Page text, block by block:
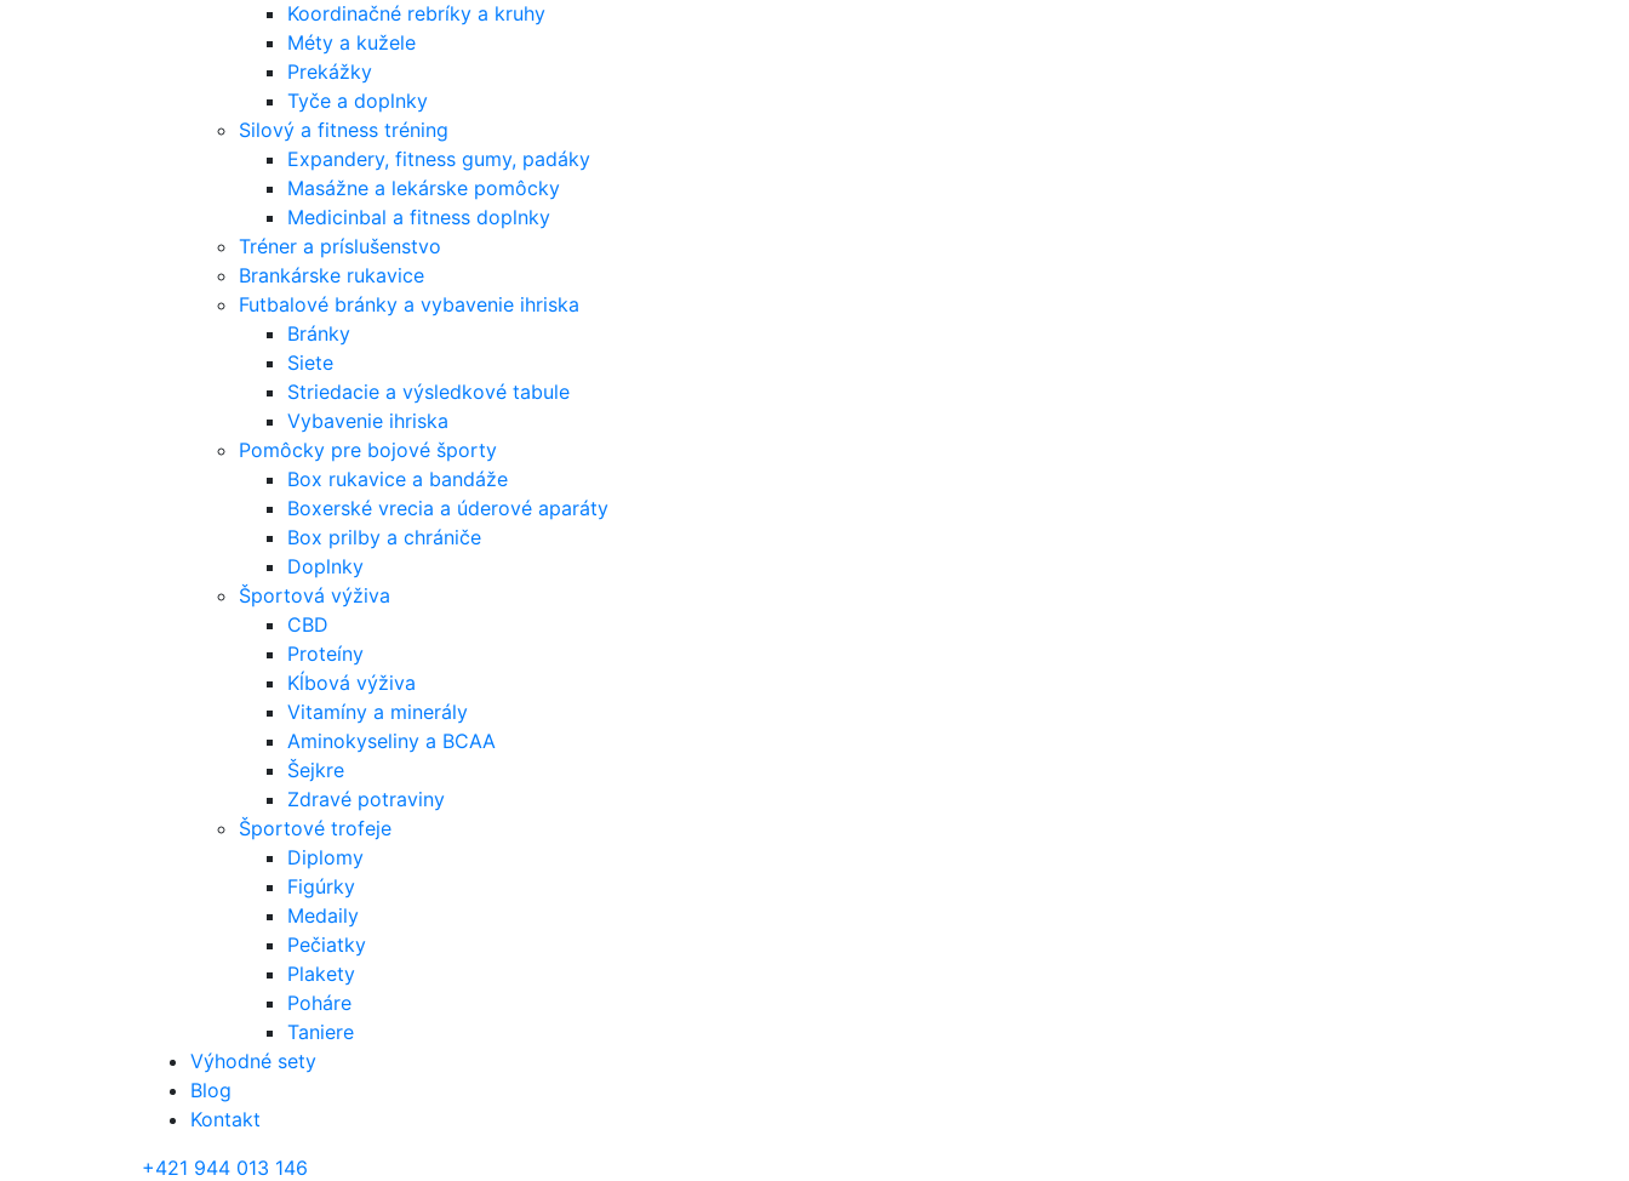
Koordinačné rebríky a kruhy
Méty a kužele
Prekážky
Tyče a doplnky
Silový a fitness tréning
Expandery, fitness gumy, padáky
Masážne a lekárske pomôcky
Medicinbal a fitness doplnky
Tréner a príslušenstvo
Brankárske rukavice
Futbalové bránky a vybavenie ihriska
Bránky
Siete
Striedacie a výsledkové tabule
Vybavenie ihriska
Pomôcky pre bojové športy
Box rukavice a bandáže
Boxerské vrecia a úderové aparáty
Box prilby a chrániče
Doplnky
Športová výživa
CBD
Proteíny
Kĺbová výživa
Vitamíny a minerály
Aminokyseliny a BCAA
Šejkre
Zdravé potraviny
Športové trofeje
Diplomy
Figúrky
Medaily
Pečiatky
Plakety
Poháre
Taniere
Výhodné sety
Blog
Kontakt
+421 944 013 146